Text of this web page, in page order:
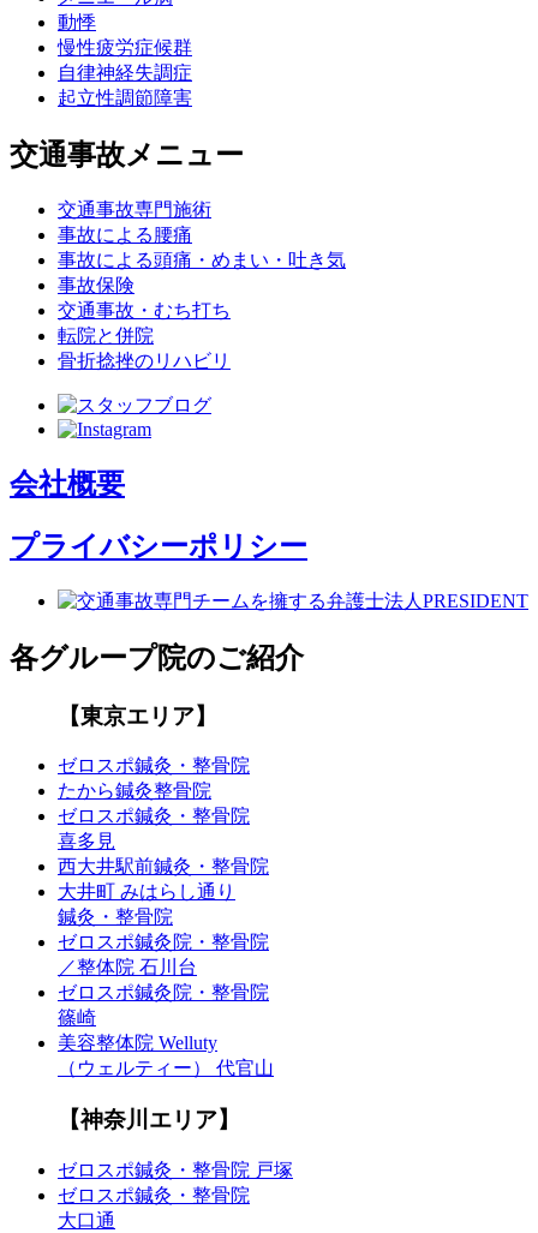
動悸
慢性疲労症候群
自律神経失調症
起立性調節障害
交通事故メニュー
交通事故専門施術
事故による腰痛
事故による頭痛・めまい・吐き気
事故保険
交通事故・むち打ち
転院と併院
骨折捻挫のリハビリ
会社概要
プライバシーポリシー
各グループ院のご紹介
【東京エリア】
ゼロスポ鍼灸・整骨院
たから鍼灸整骨院
ゼロスポ鍼灸・整骨院
喜多見
西大井駅前鍼灸・整骨院
大井町 みはらし通り
鍼灸・整骨院
ゼロスポ鍼灸院・整骨院
／整体院 石川台
ゼロスポ鍼灸院・整骨院
篠崎
美容整体院 Welluty
（ウェルティー） 代官山
【神奈川エリア】
ゼロスポ鍼灸・整骨院 戸塚
ゼロスポ鍼灸・整骨院
大口通